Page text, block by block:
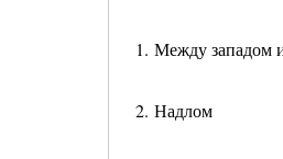
1. Между западом
2. Надлом